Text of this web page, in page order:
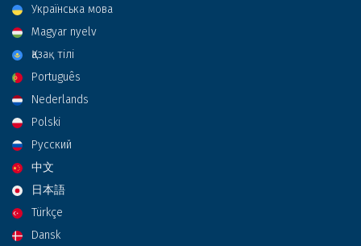
Українська мова
Magyar nyelv
Қазақ тілі
Português
Nederlands
Polski
Русский
中文
日本語
Türkçe
Dansk